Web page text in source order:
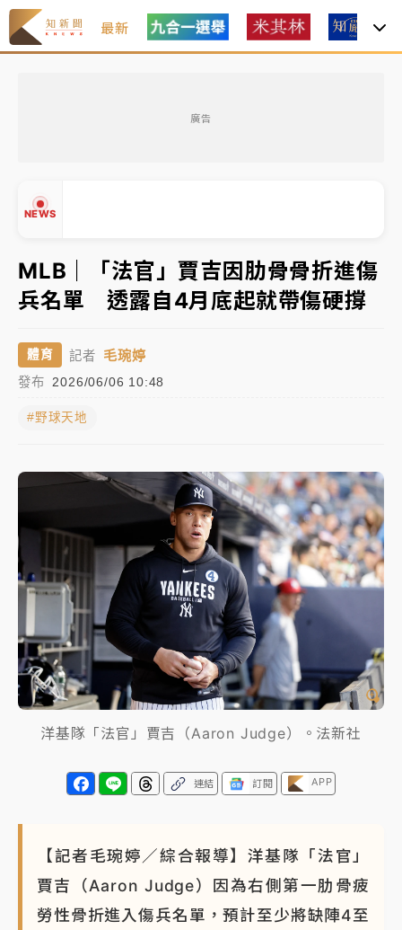
最新
廣告
NEWS
中信慈善基金會想增加董事人數！辜仲諒向法院聲請遭
駁 理由曝光
故宮《龍藏經》特展第2檔！今線上預約開賣一度塞車
周六起展出延長至晚上7時
台東農業處長涉圖利渡假村！東檢抗告成功 今重開羈
父親節泡湯了！中颱白海豚雨彈轟3天 「紅到發紫」降
雨熱區曝
暑假過三周才推「E宿新北打卡趣」！抽獎程序複雜 觀
中信慈善基金會想增加董事人數！辜仲諒向法院聲請遭
駁 理由曝光
故宮《龍藏經》特展第2檔！今線上預約開賣一度塞車
周六起展出延長至晚上7時
台東農業處長涉圖利渡假村！東檢抗告成功 今重開羈
押庭
雨熱區曝
MLB｜「法官」賈吉因肋骨骨折進傷
兵名單 透露自4月底起就帶傷硬撐
體育 記者 毛琬婷
發布 2026/06/06 10:48
#野球天地
洋基隊「法官」賈吉（Aaron Judge）。法新社
連結 訂閱 APP
【記者毛琬婷／綜合報導】洋基隊「法官」
賈吉（Aaron Judge）因為右側第一肋骨疲
勞性骨折進入傷兵名單，預計至少將缺陣4至